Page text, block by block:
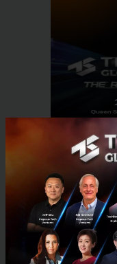
RELATED